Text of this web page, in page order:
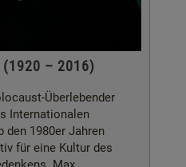
(1920 – 2016)
Überlebender
Internationalen
den 1980er Jahren
für eine Kultur des